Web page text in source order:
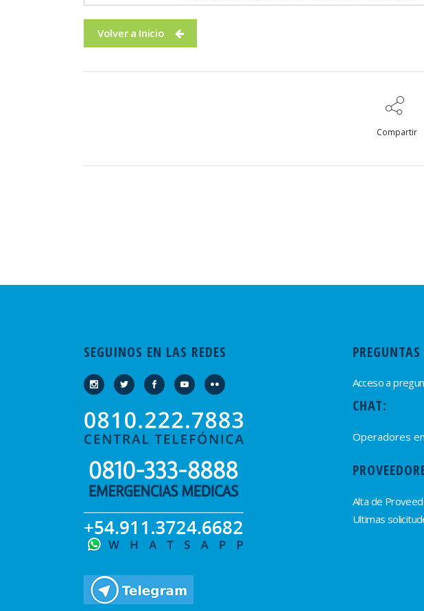
Volver a Inicio
Compartir
SEGUINOS EN LAS REDES PREGUNTAS
Acceso a
CHAT:
Operadores
Alta de
Ultimas